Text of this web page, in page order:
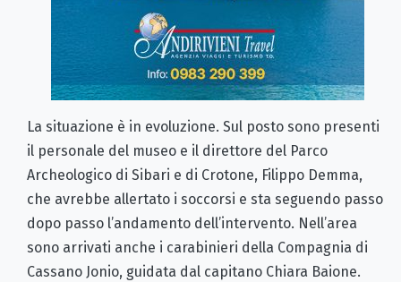
La situazione è in evoluzione. Sul posto sono presenti
il personale del museo e il direttore del Parco
Archeologico di Sibari e di Crotone, Filippo Demma,
che avrebbe allertato i soccorsi e sta seguendo passo
dopo passo l’andamento dell’intervento. Nell’area
sono arrivati anche i carabinieri della Compagnia di
Cassano Jonio, guidata dal capitano Chiara Baione.